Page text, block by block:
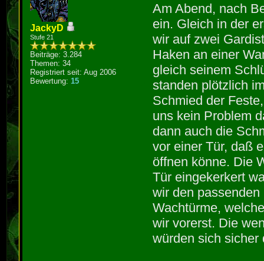
JackyD
Stufe 21
Beiträge: 3.284
Themen: 34
Registriert seit: Aug 2006
Bewertung:15
Am Abend, nach
ein. Gleich in der
wir auf zwei
Haken an einer
gleich seinem
standen plötzlich
Schmied der
uns kein Problem
dann auch die
vor einer Tür, daß
öffnen könne. Die
Tür eingekerkert
wir den
Wachtürme,
wir vorerst. Die
würden sich sicher